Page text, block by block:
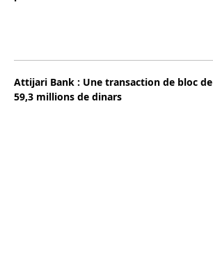
Attijari Bank : Une transaction de bloc de
59,3 millions de dinars